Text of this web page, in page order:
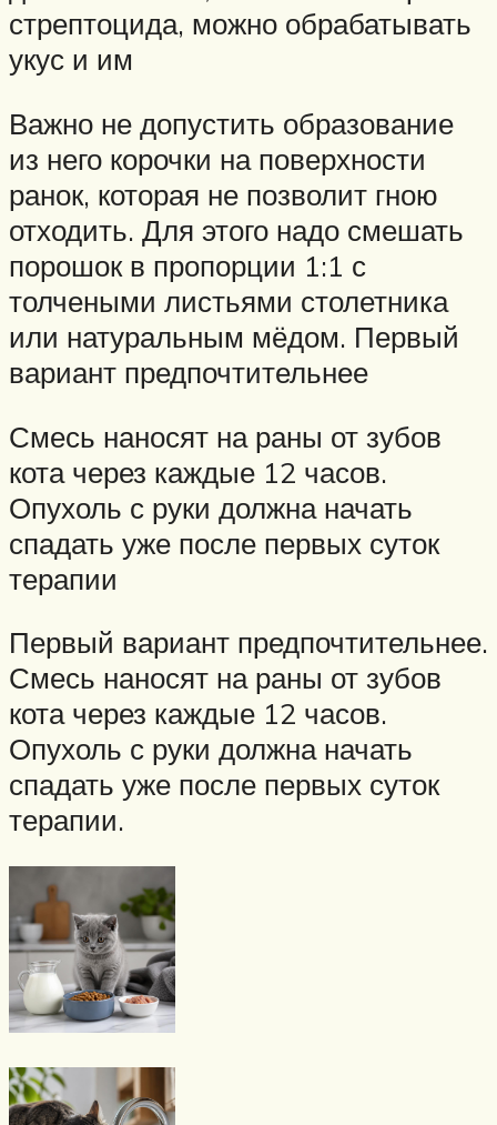
стрептоцида, можно обрабатывать
укус и им
Важно не допустить образование
из него корочки на поверхности
ранок, которая не позволит гною
отходить. Для этого надо смешать
порошок в пропорции 1:1 с
толчеными листьями столетника
или натуральным мёдом. Первый
вариант предпочтительнее
Смесь наносят на раны от зубов
кота через каждые 12 часов.
Опухоль с руки должна начать
спадать уже после первых суток
терапии
Первый вариант предпочтительнее.
Смесь наносят на раны от зубов
кота через каждые 12 часов.
Опухоль с руки должна начать
спадать уже после первых суток
терапии.